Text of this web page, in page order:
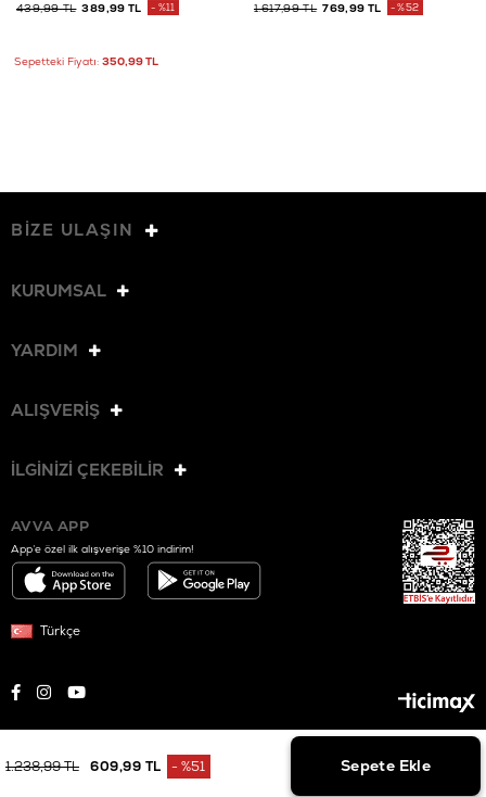
389,99 TL
439,99 TL %11
Sepetteki Fiyatı: 350,99 TL
769,99 TL
1.617,99 TL %52
1.238,99 TL 609,99 TL %51
BİZE ULAŞIN
KURUMSAL
YARDIM
ALIŞVERİŞ
İLGİNİZİ ÇEKEBİLİR
AVVA APP
App’e özel ilk alışverişe %10 indirim!
Türkçe